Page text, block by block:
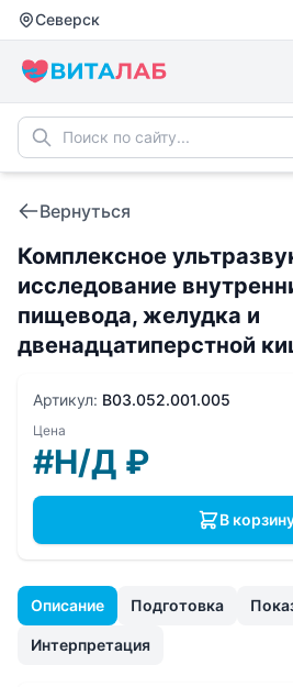
Северск
Вернуться
Комплексное
исследование
пищевода, желудка и
двенадцатиперстной
Описание Подготовка
Интерпретация
Артикул: B03.052.001.005
Цена
#Н/Д ₽
В